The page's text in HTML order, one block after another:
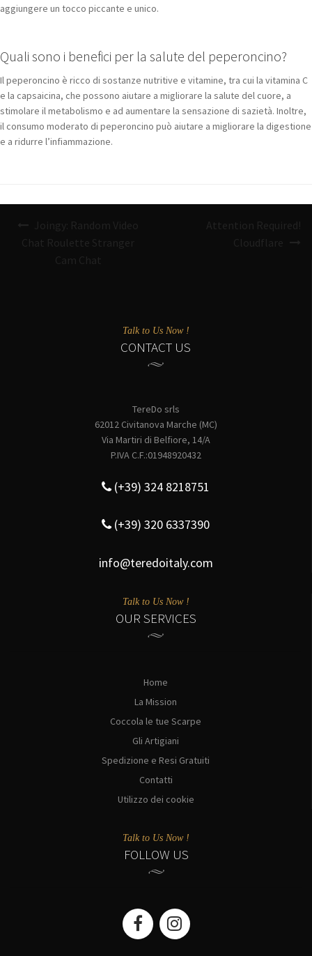
aggiungere un tocco piccante e unico.
Quali sono i benefici per la salute del peperoncino?
Il peperoncino è ricco di sostanze nutritive e vitamine, tra cui la vitamina C
e la capsaicina, che possono aiutare a migliorare la salute del cuore, a
stimolare il metabolismo e ad aumentare la sensazione di sazietà. Inoltre,
il consumo moderato di peperoncino può aiutare a migliorare la digestione
e a ridurre l’infiammazione.
Joingy: Random Video
Chat Roulette Stranger
Cam Chat
Attention Required!
Cloudflare
Talk to Us Now !
CONTACT US
TereDo srls
62012 Civitanova Marche (MC)
Via Martiri di Belfiore, 14/A
P.IVA C.F.:01948920432
(+39) 324 8218751
(+39) 320 6337390
info@teredoitaly.com
Talk to Us Now !
OUR SERVICES
Home
La Mission
Coccola le tue Scarpe
Gli Artigiani
Spedizione e Resi Gratuiti
Contatti
Utilizzo dei cookie
Talk to Us Now !
FOLLOW US